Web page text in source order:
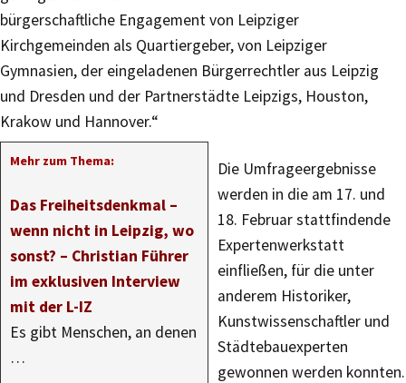
bürgerschaftliche Engagement von Leipziger
Kirchgemeinden als Quartiergeber, von Leipziger
Gymnasien, der eingeladenen Bürgerrechtler aus Leipzig
und Dresden und der Partnerstädte Leipzigs, Houston,
Krakow und Hannover.“
Mehr zum Thema:
Das Freiheitsdenkmal –
wenn nicht in Leipzig, wo
sonst? – Christian Führer
im exklusiven Interview
mit der L-IZ
Es gibt Menschen, an denen
…
Die Umfrageergebnisse
werden in die am 17. und
18. Februar stattfindende
Expertenwerkstatt
einfließen, für die unter
anderem Historiker,
Kunstwissenschaftler und
Städtebauexperten
gewonnen werden konnten.